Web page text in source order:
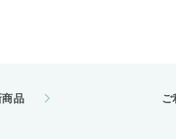
商品 ご